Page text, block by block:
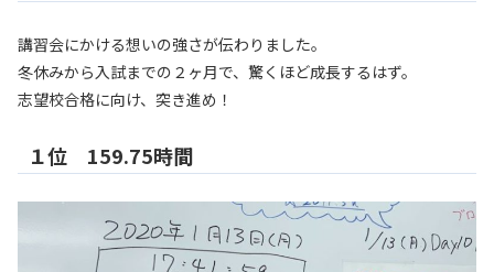
講習会にかける想いの強さが伝わりました。
冬休みから入試までの２ヶ月で、驚くほど成長するはず。
志望校合格に向け、突き進め！
１位 159.75時間